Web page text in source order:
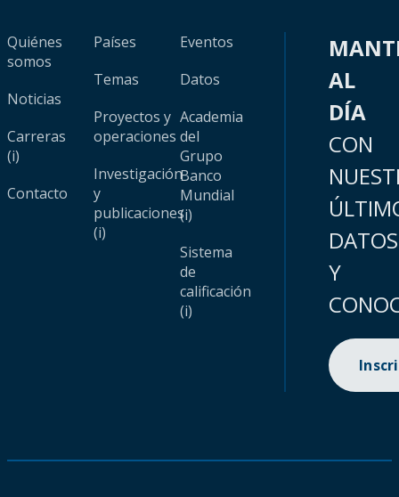
Quiénes
somos
Noticias
Carreras
(i)
Contacto
Países
Temas
Proyectos y
operaciones
Investigación
y
publicaciones
(i)
Eventos
Datos
Academia
del
Grupo
Banco
Mundial
(i)
Sistema
de
calificación
(i)
AL
DÍA
CON
DATOS
Y